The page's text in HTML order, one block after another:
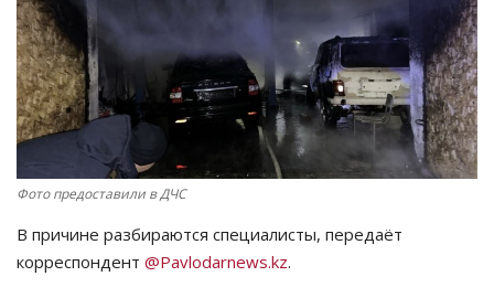
СПЕЦПРОЕКТЫ
СПОРТ
Чек-лист
OFFICIAL
Фото предоставили в ДЧС
В причине разбираются специалисты, передаёт
корреспондент @Pavlodarnews.kz.